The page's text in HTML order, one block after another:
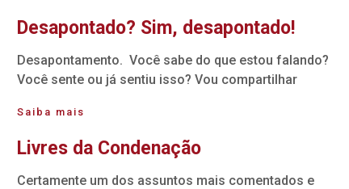
Desapontado? Sim, desapontado!
Desapontamento. Você sabe do que estou falando?
Você sente ou já sentiu isso? Vou compartilhar
Saiba mais
Livres da Condenação
Certamente um dos assuntos mais comentados e